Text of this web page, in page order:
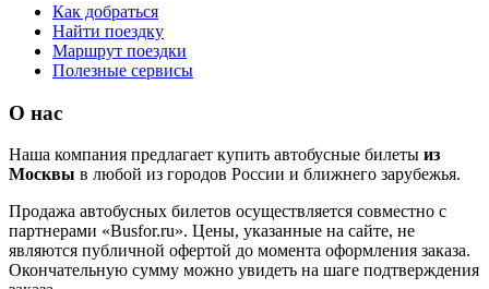
Как добраться
Найти поездку
Маршрут поездки
Полезные сервисы
О нас
Наша компания предлагает купить автобусные билеты из
Москвы в любой из городов России и ближнего зарубежья.
Продажа автобусных билетов осуществляется совместно с
партнерами «Busfor.ru». Цены, указанные на сайте, не
являются публичной офертой до момента оформления заказа.
Окончательную сумму можно увидеть на шаге подтверждения